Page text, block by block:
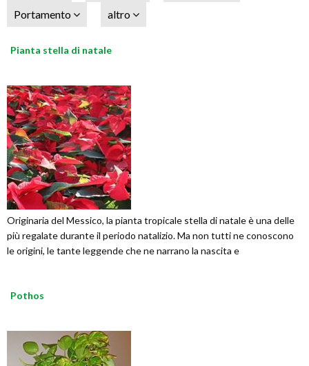
Portamento
altro
Pianta stella di natale
Originaria del Messico, la pianta tropicale stella di natale è una delle
più regalate durante il periodo natalizio. Ma non tutti ne conoscono
le origini, le tante leggende che ne narrano la nascita e
Pothos